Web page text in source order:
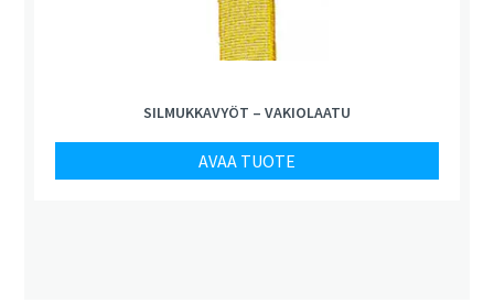
SILMUKKAVYÖT – VAKIOLAATU
AVAA TUOTE